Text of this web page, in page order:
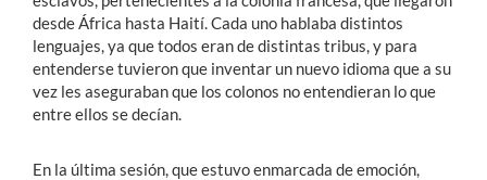
desde África hasta Haití. Cada uno hablaba distintos
lenguajes, ya que todos eran de distintas tribus, y para
entenderse tuvieron que inventar un nuevo idioma que a su
vez les aseguraban que los colonos no entendieran lo que
entre ellos se decían.
En la última sesión, que estuvo enmarcada de emoción,